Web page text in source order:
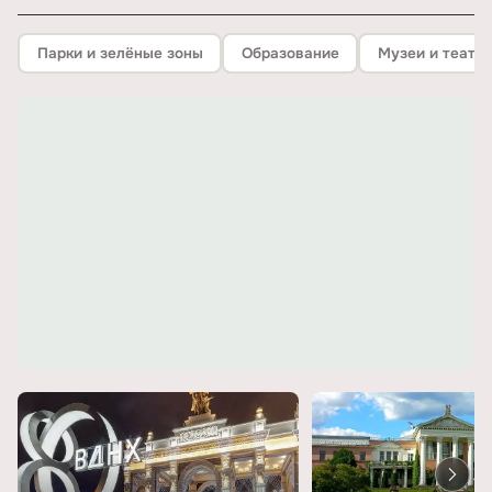
Парки и зелёные зоны Образование Музеи и